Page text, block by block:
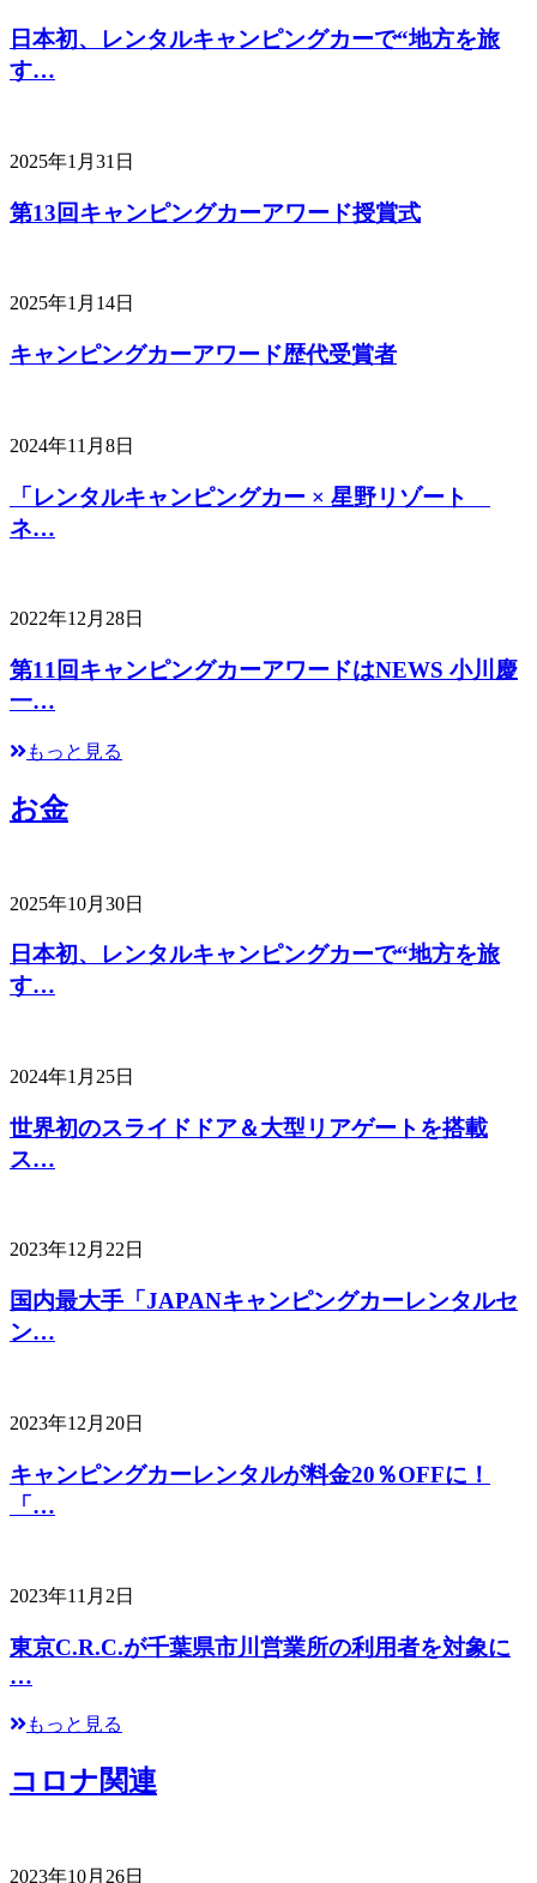
日本初、レンタルキャンピングカーで“地方を旅
す…
2025年1月31日
第13回キャンピングカーアワード授賞式
2025年1月14日
キャンピングカーアワード歴代受賞者
2024年11月8日
「レンタルキャンピングカー × 星野リゾート
ネ…
2022年12月28日
第11回キャンピングカーアワードはNEWS 小川慶
一…
もっと見る
お金
2025年10月30日
日本初、レンタルキャンピングカーで“地方を旅
す…
2024年1月25日
世界初のスライドドア＆大型リアゲートを搭載
ス…
2023年12月22日
国内最大手「JAPANキャンピングカーレンタルセ
ン…
2023年12月20日
キャンピングカーレンタルが料金20％OFFに！
「…
2023年11月2日
東京C.R.C.が千葉県市川営業所の利用者を対象に
…
もっと見る
コロナ関連
2023年10月26日